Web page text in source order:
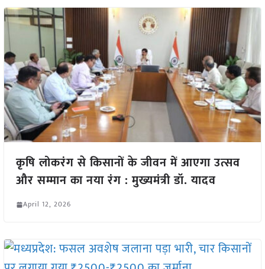
कृषि लोकरंग से किसानों के जीवन में आएगा उत्सव
और सम्मान का नया रंग : मुख्यमंत्री डॉ. यादव
April 12, 2026